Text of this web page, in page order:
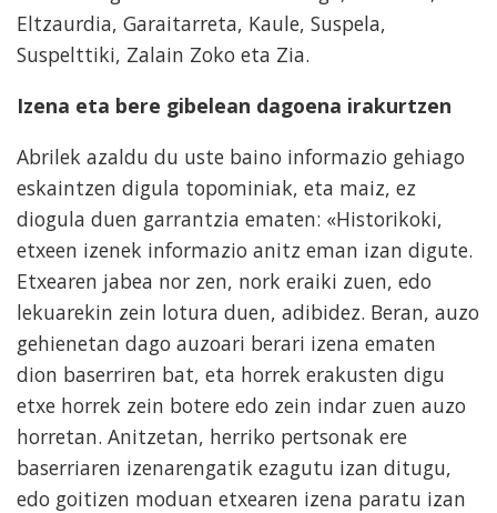
Eltzaurdia, Garaitarreta, Kaule, Suspela,
Suspelttiki, Zalain Zoko eta Zia.
Izena eta bere gibelean dagoena irakurtzen
Abrilek azaldu du uste baino informazio gehiago
eskaintzen digula topominiak, eta maiz, ez
diogula duen garrantzia ematen: «Historikoki,
etxeen izenek informazio anitz eman izan digute.
Etxearen jabea nor zen, nork eraiki zuen, edo
lekuarekin zein lotura duen, adibidez. Beran, auzo
gehienetan dago auzoari berari izena ematen
dion baserriren bat, eta horrek erakusten digu
etxe horrek zein botere edo zein indar zuen auzo
horretan. Anitzetan, herriko pertsonak ere
baserriaren izenarengatik ezagutu izan ditugu,
edo goitizen moduan etxearen izena paratu izan